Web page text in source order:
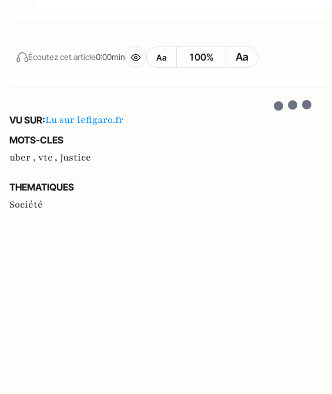
Écoutez cet article0:00min Aa 100% Aa
VU SUR:Lu sur lefigaro.fr
MOTS-CLES
uber , vtc , Justice
THEMATIQUES
Société